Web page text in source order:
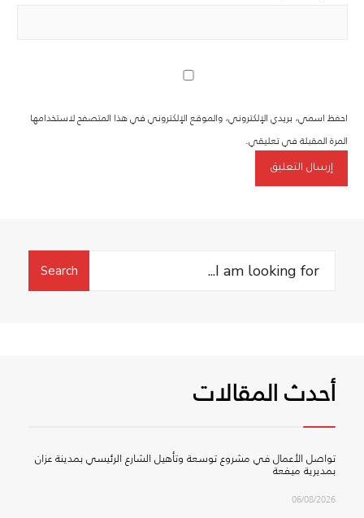
احفظ اسمي، بريدي الإلكتروني، والموقع الإلكتروني في هذا المتصفح لاستخدامها
المرة المقبلة في تعليقي.
Search
Search
أحدث المقالات
تواصل الأعمال في مشروع توسعة وتأهيل الشارع الرئيسي بمدينة عزان
بمديرية ميفعة
06/08/2026